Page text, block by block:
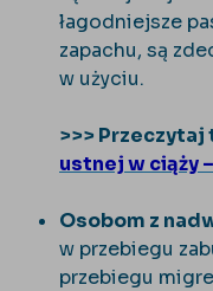
łagodniejsze
zapachu, są
w użyciu.
>>> Przeczytaj
ustnej w ciąży
Osobom z
w przebiegu
przebiegu